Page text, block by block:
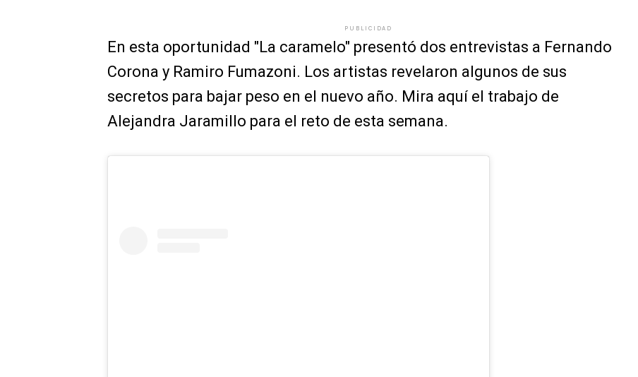
PUBLICIDAD
En esta oportunidad "La caramelo" presentó dos entrevistas a Fernando
Corona y Ramiro Fumazoni. Los artistas revelaron algunos de sus
secretos para bajar peso en el nuevo año. Mira aquí el trabajo de
Alejandra Jaramillo para el reto de esta semana.